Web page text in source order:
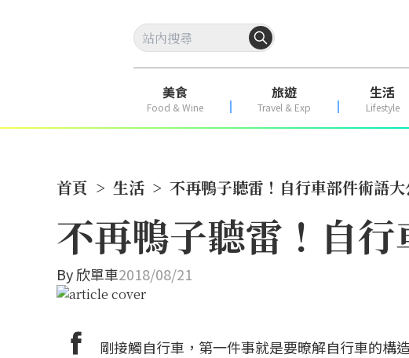
美食
Food & Wine
旅遊
Travel & Exp
生活
Lifestyle
首頁 > 生活 > 不再鴨子聽雷！自行車部件術語大
不再鴨子聽雷！自
By欣單車2018/08/21
剛接觸自行車，第一件事就是要暸解自行車的構